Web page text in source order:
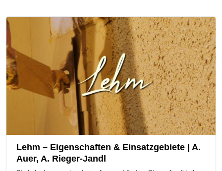
Andrea
Rieger-
Lehm – Eigenschaften & Einsatzgebiete | A.
Auer, A. Rieger-Jandl